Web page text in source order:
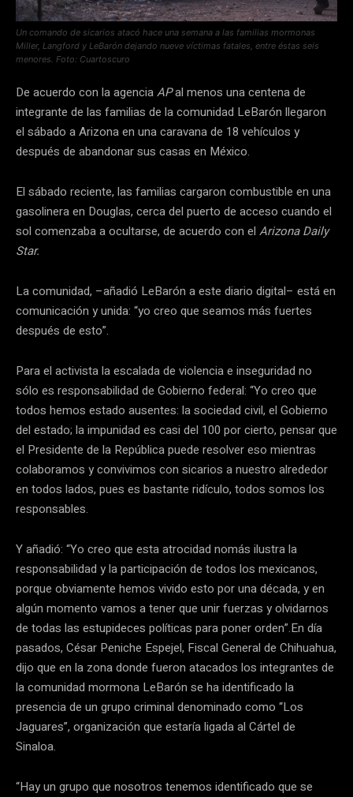
Un comando de sicarios atacó hace una semana a las familias mormonas
Miller, Langford y LeBarón dejando nueve víctimas fatales, entre éstas seis
menores. Foto: Cuartoscuro
De acuerdo con la agenciaAPal menos una centena de
integrante de las familias de la comunidad LeBarón llegaron
el sábado a Arizona en una caravana de 18 vehículos y
después de abandonar sus casas en México.
El sábado reciente, las familias cargaron combustible en una
gasolinera en Douglas, cerca del puerto de acceso cuando el
sol comenzaba a ocultarse, de acuerdo con el Arizona Daily
Star.
La comunidad, –añadió LeBarón a este diario digital– está en
comunicación y unida: “yo creo que seamos más fuertes
después de esto”.
Para el activista la escalada de violencia e inseguridad no
sólo es responsabilidad de Gobierno federal: “Yo creo que
todos hemos estado ausentes: la sociedad civil, el Gobierno
del estado; la impunidad es casi del 100 por cierto, pensar que
el Presidente de la República puede resolver eso mientras
colaboramos y convivimos con sicarios a nuestro alrededor
en todos lados, pues es bastante ridículo, todos somos los
responsables.
Y añadió: “Yo creo que esta atrocidad nomás ilustra la
responsabilidad y la participación de todos los mexicanos,
porque obviamente hemos vivido esto por una década, y en
algún momento vamos a tener que unir fuerzas y olvidarnos
de todas las estupideces políticas para poner orden”.En día
pasados, César Peniche Espejel, Fiscal General de Chihuahua,
dijo que en la zona donde fueron atacados los integrantes de
la comunidad mormona LeBarón se ha identificado la
presencia de un grupo criminal denominado como “Los
Jaguares”, organización que estaría ligada al Cártel de
Sinaloa.
“Hay un grupo que nosotros tenemos identificado que se